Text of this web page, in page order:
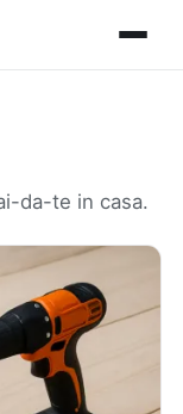
da-te in casa.